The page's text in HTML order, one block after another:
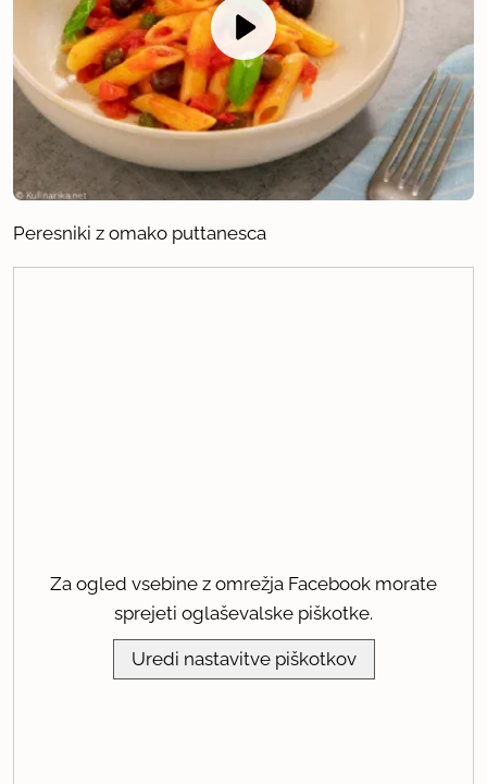
Peresniki z omako puttanesca
Za ogled vsebine z omrežja Facebook morate
sprejeti oglaševalske piškotke.
Uredi nastavitve piškotkov